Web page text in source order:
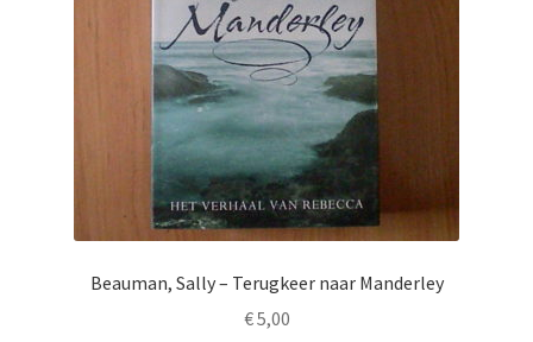
Beauman, Sally – Terugkeer naar Manderley
€5,00